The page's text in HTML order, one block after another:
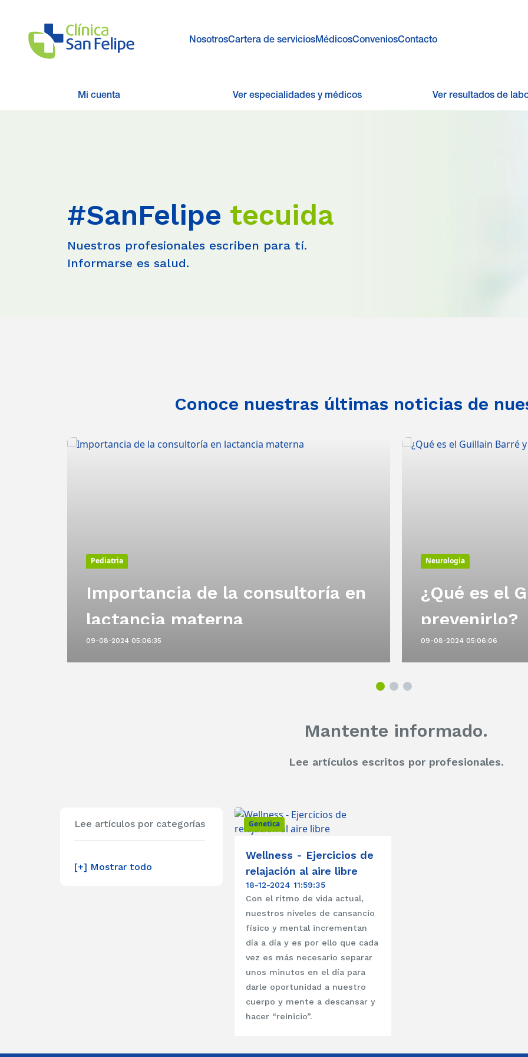
NosotrosCartera de serviciosMédicosConveniosContacto
Mi cuenta Ver especialidades y médicos Ver resultados de
#SanFelipe tecuida
Nuestros profesionales escriben para tí.
Informarse es salud.
Conoce nuestras últimas noticias de
Pediatria
Importancia de la consultoría en
lactancia materna
09-08-2024 05:06:35
Neurologia
¿Qué es el
prevenirlo?
09-08-2024 05:06:06
Mantente informado.
Lee artículos escritos por profesionales.
Lee artículos por categorías
[+] Mostrar todo
Genetica
Wellness - Ejercicios de
relajación al aire libre
18-12-2024 11:59:35
Con el ritmo de vida actual,
nuestros niveles de cansancio
físico y mental incrementan
día a día y es por ello que cada
vez es más necesario separar
unos minutos en el día para
darle oportunidad a nuestro
cuerpo y mente a descansar y
hacer “reinicio”.